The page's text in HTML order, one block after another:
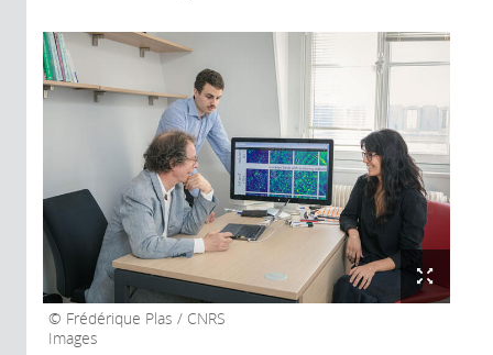
Frédérique Plas / CNRS
Images